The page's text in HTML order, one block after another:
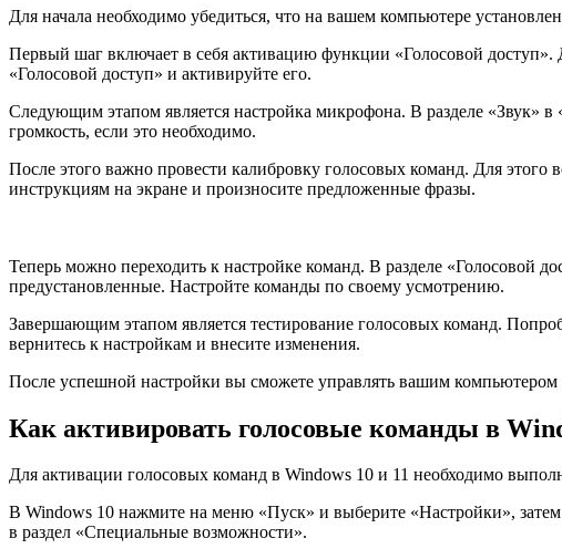
Для начала необходимо убедиться, что на вашем компьютере
Первый шаг включает в себя активацию функции «Голосовой доступ».
«Голосовой доступ» и активируйте его.
Следующим этапом является настройка микрофона. В разделе «Звук»
громкость, если это необходимо.
После этого важно провести калибровку голосовых команд. Для
инструкциям на экране и произносите предложенные фразы.
Теперь можно переходить к настройке команд. В разделе «Голосовой
предустановленные. Настройте команды по своему усмотрению.
Завершающим этапом является тестирование голосовых команд.
вернитесь к настройкам и внесите изменения.
После успешной настройки вы сможете управлять вашим
Как активировать голосовые команды в
Для активации голосовых команд в Windows 10 и 11 необходимо
В Windows 10 нажмите на меню «Пуск» и выберите «Настройки»,
в раздел «Специальные возможности».